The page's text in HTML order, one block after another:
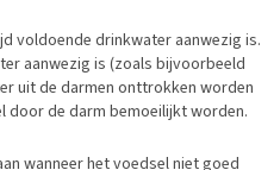
voldoende drinkwater aanwezig is.
aanwezig is (zoals bijvoorbeeld
uit de darmen onttrokken worden
door de darm bemoeilijkt worden.
wanneer het voedsel niet goed